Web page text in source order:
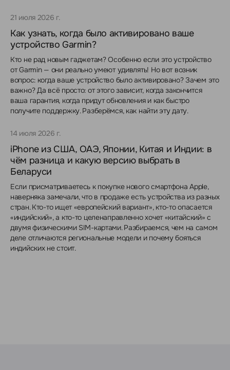
21 июля 2026 г.
Как узнать, когда было активировано ваше
устройство Garmin?
Кто не рад новым гаджетам? Особенно если это устройство
от Garmin — они реально умеют удивлять! Но вот возник
вопрос: когда ваше устройство было активировано? Зачем это
важно? Да всё просто: от этого зависит, когда закончится
ваша гарантия, когда придут обновления и как быстро
получите поддержку. Разберёмся, как найти эту дату.
14 июля 2026 г.
iPhone из США, ОАЭ, Японии, Китая и Индии: в
чём разница и какую версию выбрать в
Беларуси
Если присматриваетесь к покупке нового смартфона Apple,
наверняка замечали, что в продаже есть устройства из разных
стран. Кто-то ищет «европейский вариант», кто-то опасается
«индийский», а кто-то целенаправленно хочет «китайский» с
двумя физическими SIM-картами. Разбираемся, чем на самом
деле отличаются региональные модели и почему бояться
индийских не стоит.